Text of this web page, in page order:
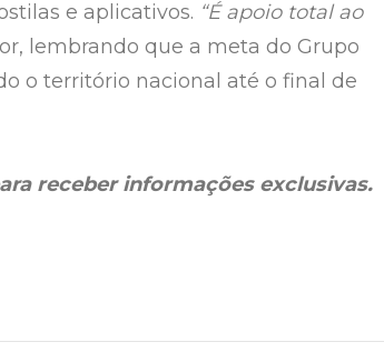
e aplicativos. “É apoio total ao
lembrando que a meta do Grupo
o território nacional até o final de
receber informações exclusivas.